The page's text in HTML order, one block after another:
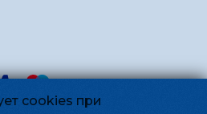
cookies при